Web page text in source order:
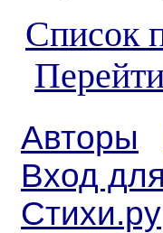
Список
Авторы
Вход
Стихи.ру